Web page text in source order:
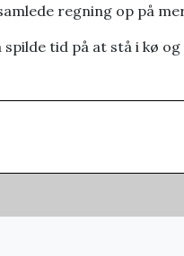
regning op på
spilde tid på at stå i kø og